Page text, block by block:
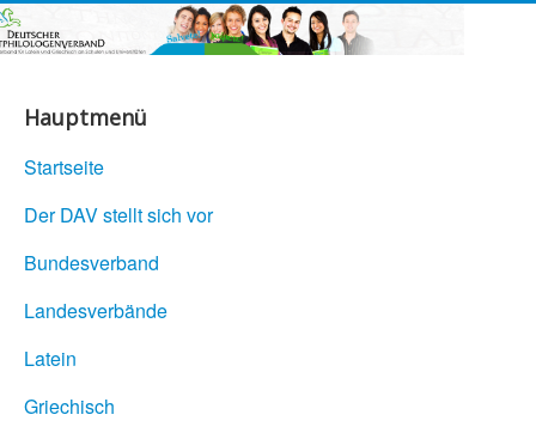
Hauptmenü
Startseite
Der DAV stellt sich vor
Bundesverband
Landesverbände
Latein
Griechisch